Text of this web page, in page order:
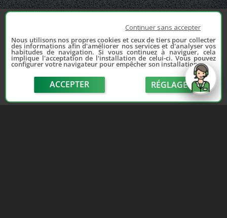
Continuer sans accepter
Nous utilisons nos propres cookies et ceux de tiers pour collecter
des informations afin d'améliorer nos services et d'analyser vos
habitudes de navigation. Si vous continuez à naviguer, cela
implique l'acceptation de l'installation de celui-ci. Vous pouvez
configurer votre navigateur pour empêcher son installation.
ACCEPTER RÉGLAGE